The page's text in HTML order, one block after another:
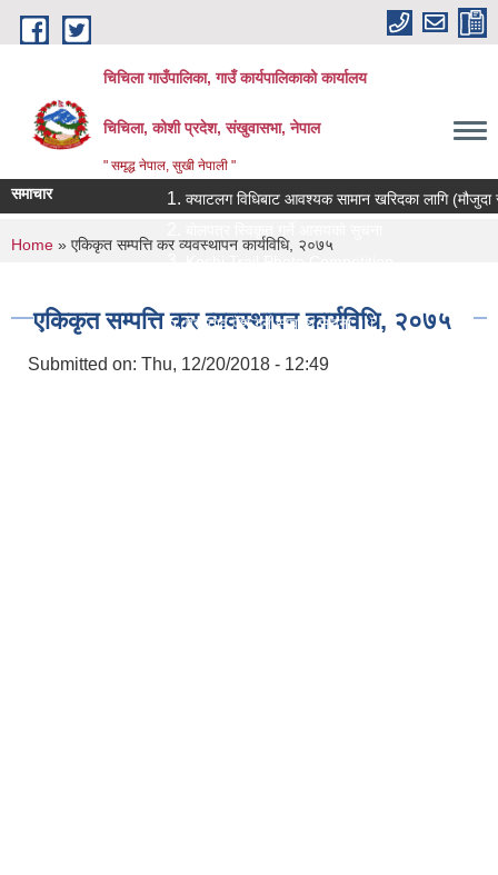
Skip to main content
चिचिला गाउँपालिका, गाउँ कार्यपालिकाको कार्यालय
चिचिला, कोशी प्रदेश, संखुवासभा, नेपाल
" समृद्ध नेपाल, सुखी नेपाली "
समाचार
क्याटलग विधिबाट आवश्यक सामान खरिदका लागि (मौजुदा
प्रस्ताव पेश गर्ने सम्बन्धि सुचना ।।
You are here
Home » एकिकृत सम्पत्ति कर व्यवस्थापन कार्यविधि, २०७५
एकिकृत सम्पत्ति कर व्यवस्थापन कार्यविधि, २०७५
Submitted on: Thu, 12/20/2018 - 12:49